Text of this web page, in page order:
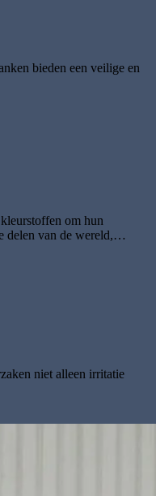
bieden een veilige en
om hun
delen van de wereld,…
niet alleen irritatie